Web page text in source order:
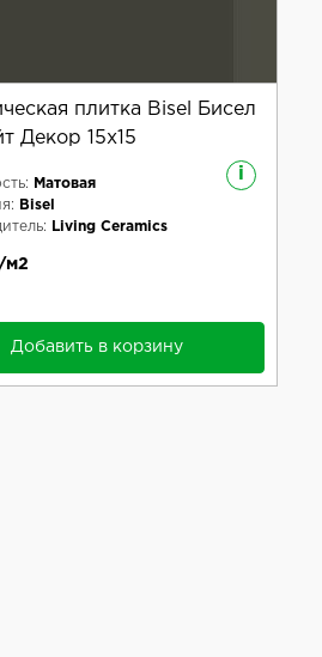
плитка Bisel Бисел
Декор 15x15
i
Матовая
Bisel
Living Ceramics
м2
Добавить в корзину